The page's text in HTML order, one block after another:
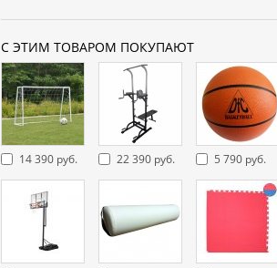
С ЭТИМ ТОВАРОМ ПОКУПАЮТ
14 390 руб. 22 390 руб. 5 790 руб.